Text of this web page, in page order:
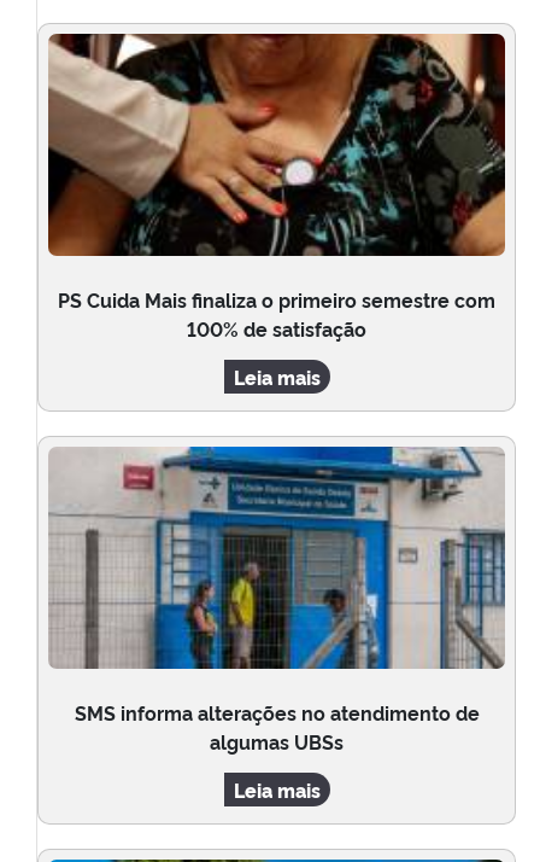
PS Cuida Mais finaliza o primeiro semestre com
100% de satisfação
Leia mais
SMS informa alterações no atendimento de
algumas UBSs
Leia mais